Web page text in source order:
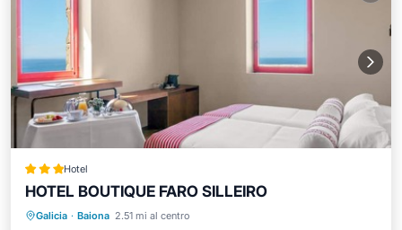
Hotel
HOTEL BOUTIQUE FARO SILLEIRO
Galicia · Baiona 2.51 mi al centro
Desayuno Aparcamiento